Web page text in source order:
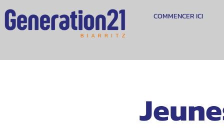
COMMENCER ICI